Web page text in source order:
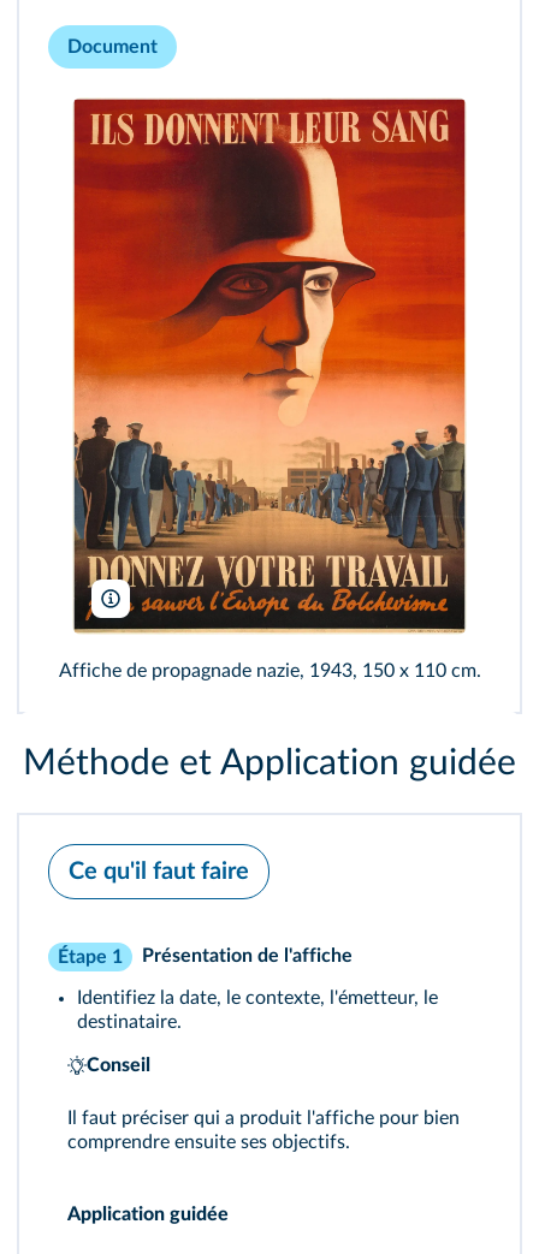
Document
Guise/Wikimedia
Affiche de propagnade nazie, 1943, 150 x 110 cm.
Méthode et Application guidée
Ce qu'il faut faire
Étape 1 Présentation de l'affiche
Identifiez la date, le contexte, l'émetteur, le
destinataire.
Conseil
Il faut préciser qui a produit l'affiche pour bien
comprendre ensuite ses objectifs.
Application guidée